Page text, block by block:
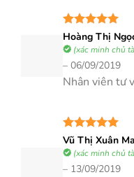
Được xếp
hạng 55
sao
Hoàng Thị
(xác minh chủ
– 06/09/2019
Nhân viên tư
Được xếp
hạng 55
sao
Vũ Thị Xuân
(xác minh chủ
– 13/09/2019